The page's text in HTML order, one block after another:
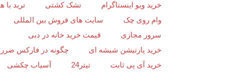
خرید ویو اینستاگرام
تشک کشتی
ترید
وام روی چک
سایت های فروش بین المللی
سرور مجازی
قیمت خرید خانه در دبی
خرید پارتیشن شیشه ای
چگونه در فارکس ضرر
خرید آی پی ثابت
تیتر24
آسیاب چکشی